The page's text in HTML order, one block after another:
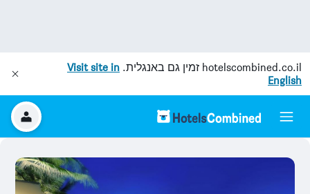
hotelscombined.co.il זמין גם באנגלית. Visit site in
English